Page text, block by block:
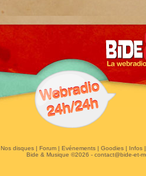
Nos disques| Forum| Evénements| Goodies| Infos
Bide & Musique ©2026 - contact@bide-et-